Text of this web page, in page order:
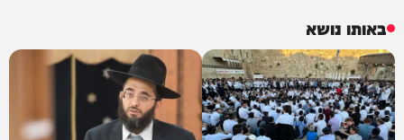
באותו נושא